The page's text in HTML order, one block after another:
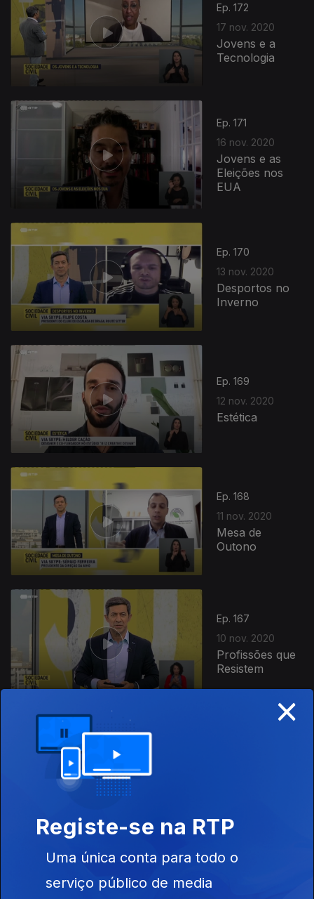
Ep. 172
17 nov. 2020
Jovens e a
Tecnologia
Ep. 171
16 nov. 2020
Jovens e as
Eleições nos
EUA
Ep. 170
13 nov. 2020
Desportos no
Inverno
Ep. 169
12 nov. 2020
Estética
Ep. 168
11 nov. 2020
Mesa de
Outono
Ep. 167
10 nov. 2020
Profissões que
Resistem
505094
Ep. 165
×
Registe-se na RTP
Uma única conta para todo o
serviço público de media